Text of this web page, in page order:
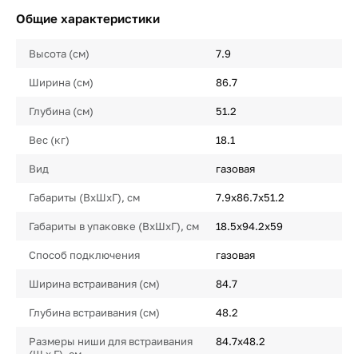
Общие характеристики
Высота (см) 7.9
Ширина (см) 86.7
Глубина (см) 51.2
Вес (кг) 18.1
Вид газовая
Габариты (ВхШхГ), см 7.9х86.7х51.2
Габариты в упаковке (ВхШхГ), см 18.5х94.2х59
Способ подключения газовая
Ширина встраивания (см) 84.7
Глубина встраивания (см) 48.2
Размеры ниши для встраивания
84.7х48.2